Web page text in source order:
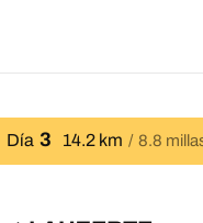
Día 3 14.2 km 8.8